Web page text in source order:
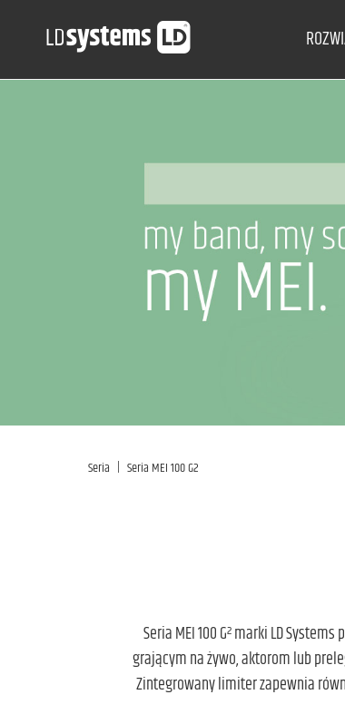
Seria | Seria MEI 100 G2
Seria MEI 100 G² marki LD
grającym na żywo, aktorom lub
Zintegrowany limiter zapewnia